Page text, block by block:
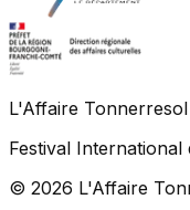
L'Affaire Tonnerresol
Festival International
© 2026 L'Affaire